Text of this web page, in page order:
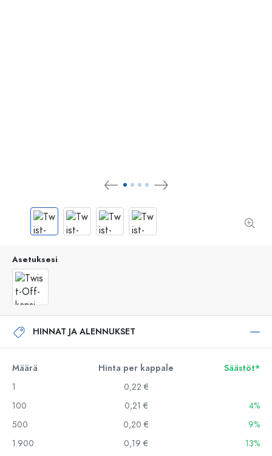
Asetuksesi
HINNAT JA ALENNUKSET
Määrä Hinta per kappale
Säästöt*
1
0,22 €
100
0,21 €
4%
500
0,20 €
9%
1.900
0,19 €
13%